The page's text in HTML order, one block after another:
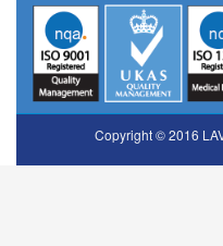
Copyright © 2016